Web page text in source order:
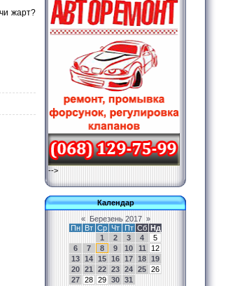
жарт?
-->
Календар
«
Березень 2017 »
Пн Вт Ср Чт Пт Сб Нд
1
2 3 4
5
6
7 8 9 10 11
12
13 14 15 16 17 18 19
20 21 22 23 24 25 26
27 28 29 30 31